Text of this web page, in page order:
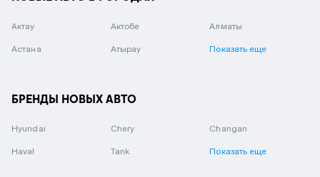
Актау Актобе Алматы
Астана Атырау Показать еще
БРЕНДЫ НОВЫХ АВТО
Hyundai Chery Changan
Haval Tank Показать еще